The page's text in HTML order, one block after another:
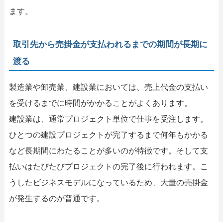
ます。
取引先から売掛金が支払われるまでの期間が長期に
渡る
製造業や卸売業、建設業においては、売上代金の支払い
を受けるまでに時間がかかることがよくあります。
建設業は、通常プロジェクト単位で仕事を受注します。
ひとつの建設プロジェクトが完了するまで何年もかかる
など長期間にわたることが多いのが特徴です。そして支
払いはたびたびプロジェクトの完了後に行われます。こ
うしたビジネスモデルになっているため、大量の売掛金
が発生するのが普通です。